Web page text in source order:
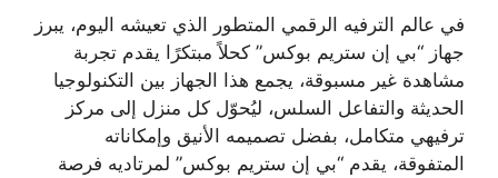
في عالم الترفيه الرقمي المتطور الذي تعيشه اليوم، يبرز
جهاز “بي إن ستريم بوكس” كحلاً مبتكرًا يقدم تجربة
مشاهدة غير مسبوقة، يجمع هذا الجهاز بين التكنولوجيا
الحديثة والتفاعل السلس، ليُحوّل كل منزل إلى مركز
ترفيهي متكامل، بفضل تصميمه الأنيق وإمكاناته
المتفوقة، يقدم “بي إن ستريم بوكس” لمرتاديه فرصة